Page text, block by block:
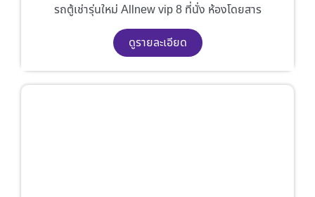
รถตู้เช่ารุ่นใหม่ Allnew vip 8 ที่นั่ง ห้องโดยสาร
ดูรายละเอียด